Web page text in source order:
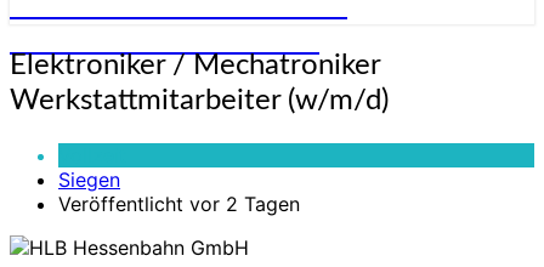
Elektroniker
/
Mechatroniker
(w/m/d)
Elektroniker / Mechatroniker
Werkstattmitarbeiter (w/m/d)
Siegen
Veröffentlicht vor 2 Tagen